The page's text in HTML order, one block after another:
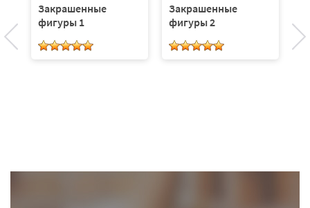
Закрашенные
фигуры 1
Закрашенные
фигуры 2